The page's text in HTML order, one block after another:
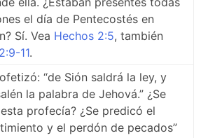
el día de Pentecostés en
Sí. Vea Hechos 2:5, también
11.
“de Sión saldrá la ley, y
la palabra de Jehová.” ¿Se
profecía? ¿Se predicó el
y el perdón de pecados”